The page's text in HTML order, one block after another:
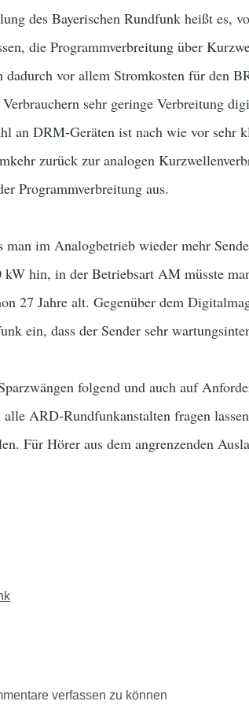
des Bayerischen Rundfunk heißt es,
die Programmverbreitung über
dadurch vor allem Stromkosten für den
sehr geringe Verbreitung
an DRM-Geräten ist nach wie vor sehr
zurück zur analogen
Programmverbreitung aus.
man im Analogbetrieb wieder mehr
hin, in der Betriebsart AM müsste
27 Jahre alt. Gegenüber dem
ein, dass der Sender sehr
folgend und auch auf
ARD-Rundfunkanstalten fragen
Für Hörer aus dem angrenzenden
verfassen zu können